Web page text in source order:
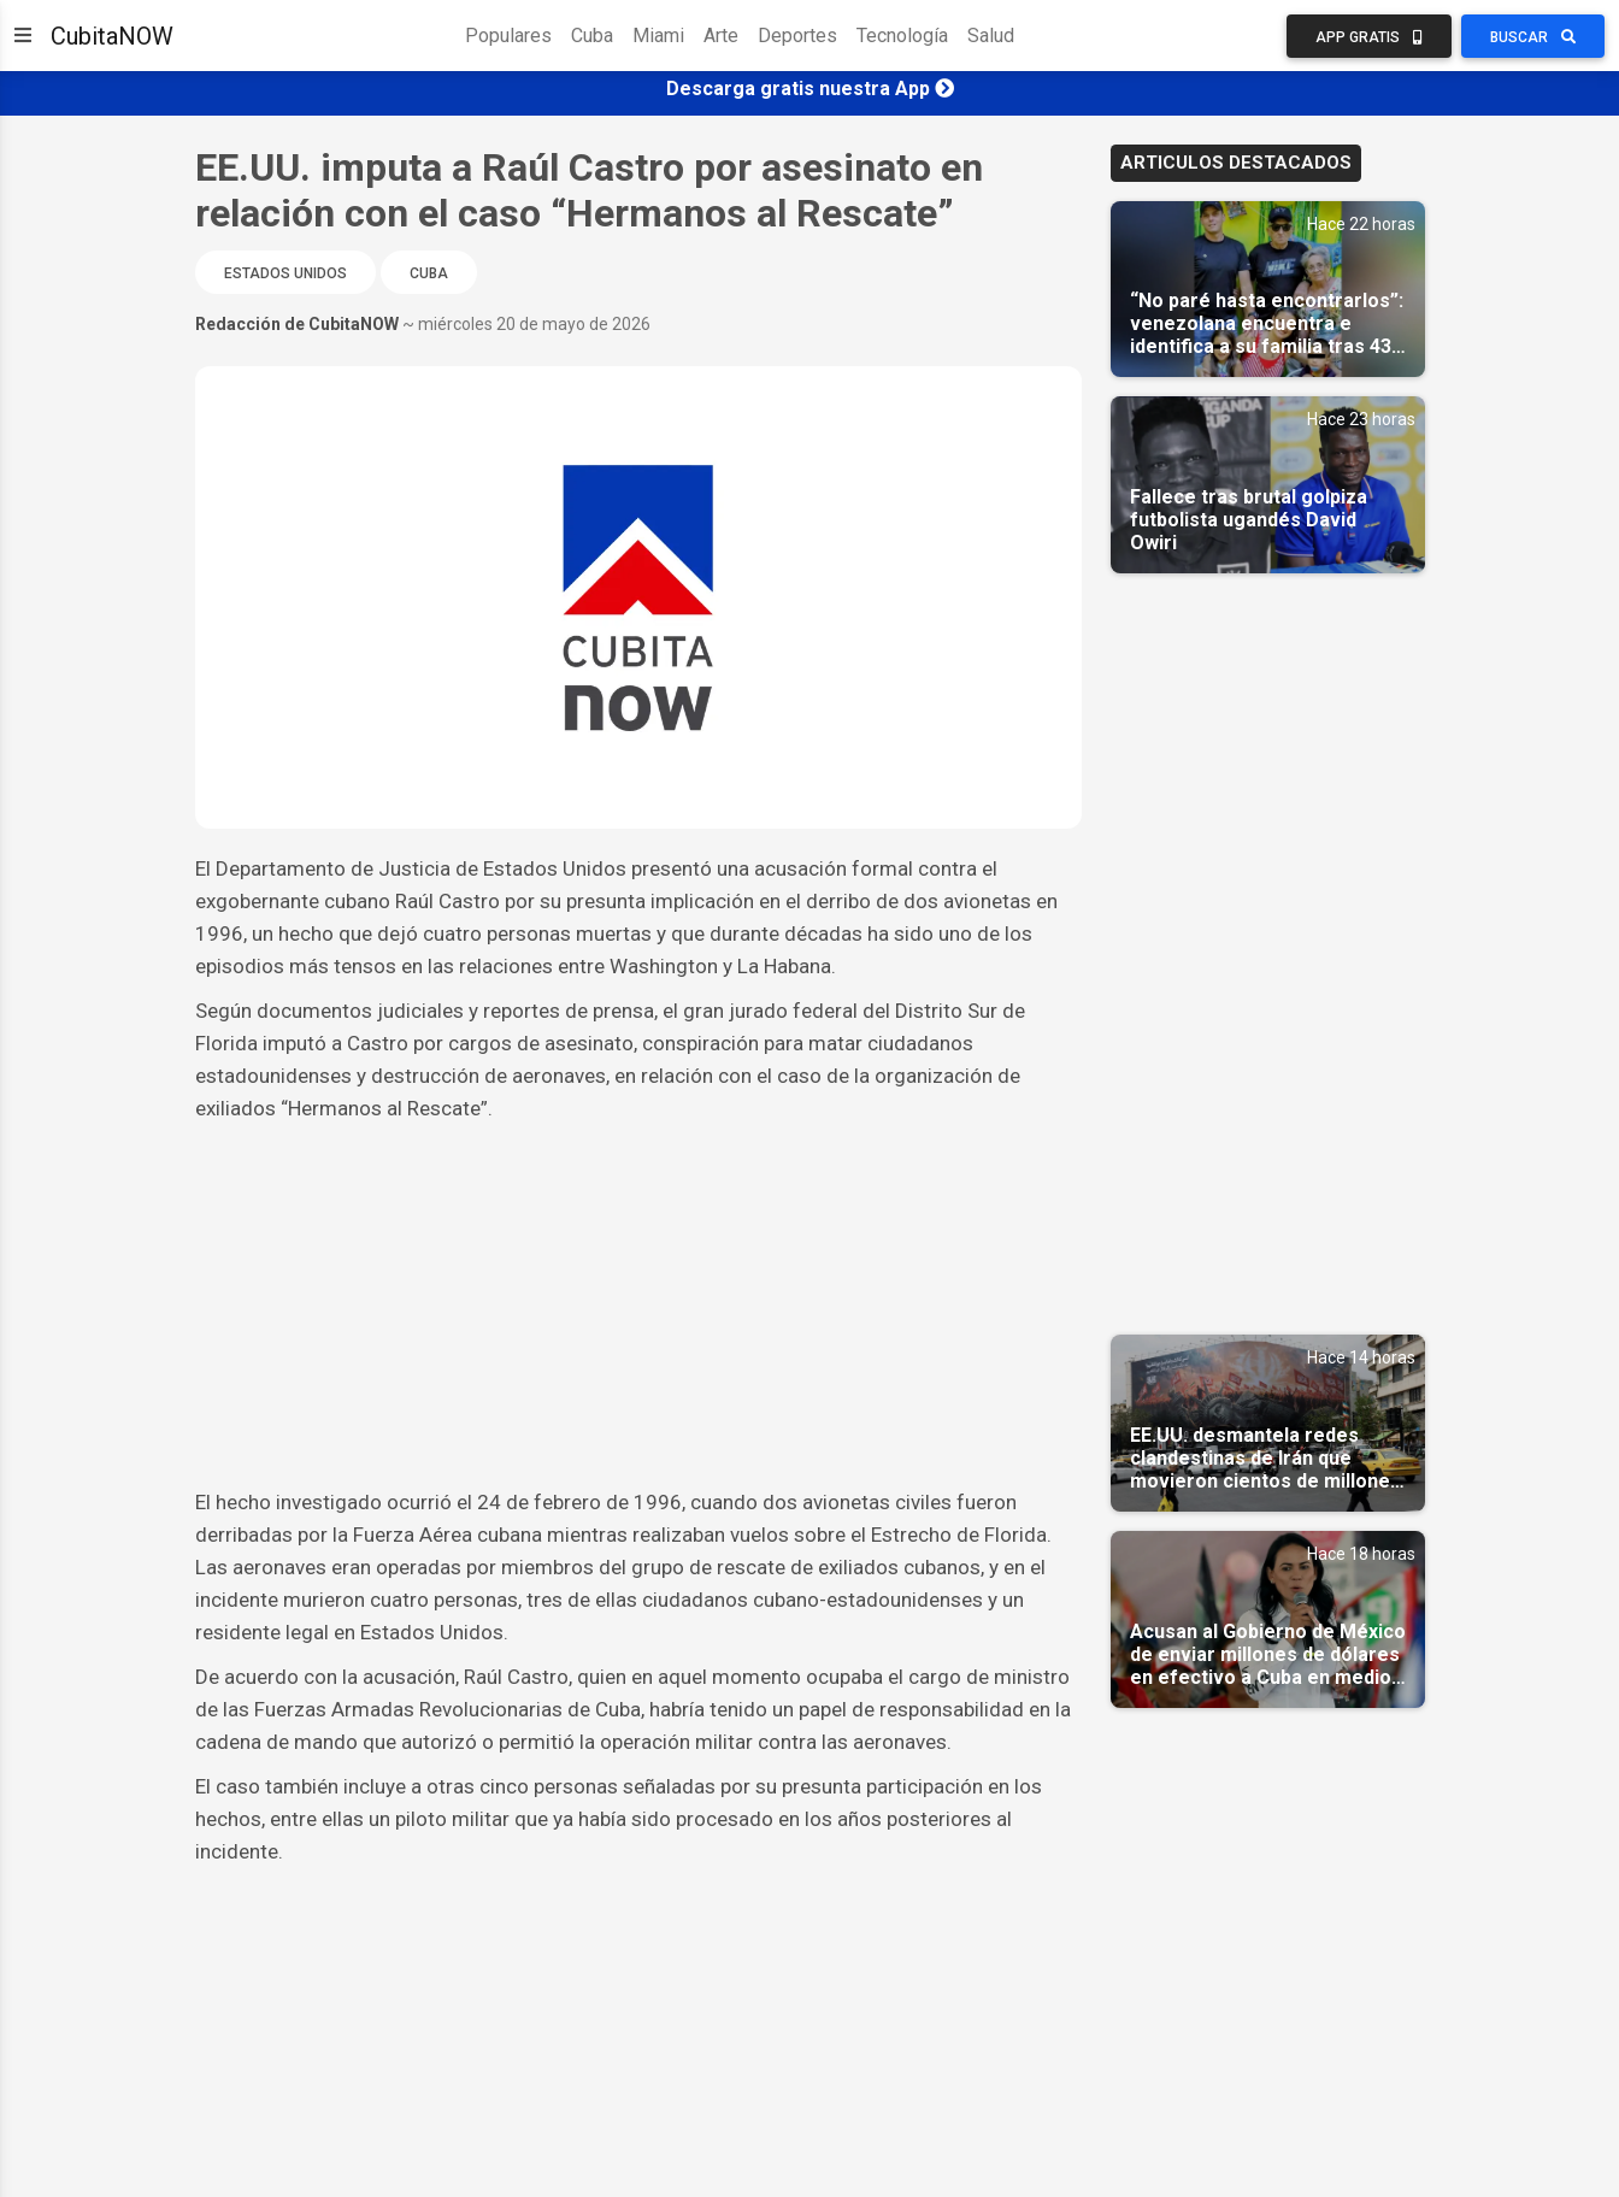
CubitaNOW Populares Cuba Miami Arte Deportes Tecnología Salud APP GRATIS BUSCAR
Descarga gratis nuestra App
EE.UU. imputa a Raúl Castro por asesinato en
relación con el caso “Hermanos al Rescate”
ESTADOS UNIDOS CUBA
Redacción de CubitaNOW ~ miércoles 20 de mayo de 2026
El Departamento de Justicia de Estados Unidos presentó una acusación formal contra el
exgobernante cubano Raúl Castro por su presunta implicación en el derribo de dos avionetas en
1996, un hecho que dejó cuatro personas muertas y que durante décadas ha sido uno de los
episodios más tensos en las relaciones entre Washington y La Habana.
Según documentos judiciales y reportes de prensa, el gran jurado federal del Distrito Sur de
Florida imputó a Castro por cargos de asesinato, conspiración para matar ciudadanos
estadounidenses y destrucción de aeronaves, en relación con el caso de la organización de
exiliados “Hermanos al Rescate”.
El hecho investigado ocurrió el 24 de febrero de 1996, cuando dos avionetas civiles fueron
derribadas por la Fuerza Aérea cubana mientras realizaban vuelos sobre el Estrecho de Florida.
Las aeronaves eran operadas por miembros del grupo de rescate de exiliados cubanos, y en el
incidente murieron cuatro personas, tres de ellas ciudadanos cubano-estadounidenses y un
residente legal en Estados Unidos.
De acuerdo con la acusación, Raúl Castro, quien en aquel momento ocupaba el cargo de ministro
de las Fuerzas Armadas Revolucionarias de Cuba, habría tenido un papel de responsabilidad en la
cadena de mando que autorizó o permitió la operación militar contra las aeronaves.
El caso también incluye a otras cinco personas señaladas por su presunta participación en los
hechos, entre ellas un piloto militar que ya había sido procesado en los años posteriores al
incidente.
ARTICULOS DESTACADOS
Hace 22 horas
“No paré hasta encontrarlos”:
venezolana encuentra e
identifica a su familia tras 43
días del terremoto
Hace 23 horas
Fallece tras brutal golpiza
futbolista ugandés David
Owiri
Hace 14 horas
EE.UU. desmantela redes
clandestinas de Irán que
movieron cientos de millones
de dólares
Hace 18 horas
Acusan al Gobierno de México
de enviar millones de dólares
en efectivo a Cuba en medio
de la crisis de la Isla